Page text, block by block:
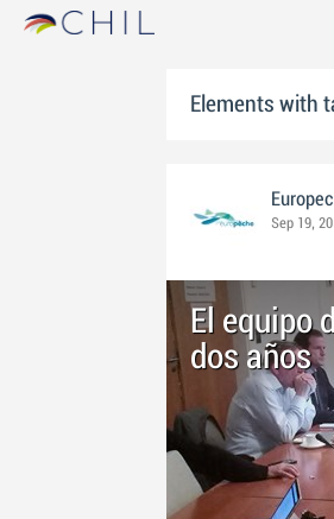
Elements with
Sep 19,
El equipo
dos años